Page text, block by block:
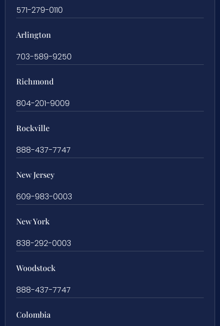
571-279-0110
Arlington
703-589-9250
Richmond
804-201-9009
Rockville
888-437-7747
New Jersey
609-983-0003
New York
838-292-0003
Woodstock
888-437-7747
Colombia